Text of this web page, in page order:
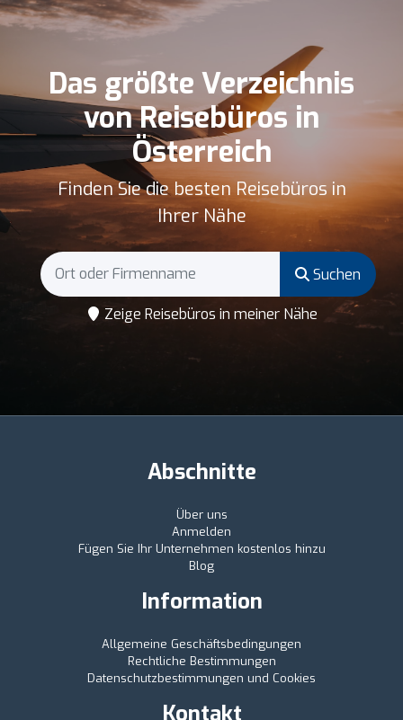
Das größte Verzeichnis
von Reisebüros in
Österreich
Finden Sie die besten Reisebüros in
Ihrer Nähe
Suchen
Zeige Reisebüros in meiner Nähe
Abschnitte
Über uns
Anmelden
Fügen Sie Ihr Unternehmen kostenlos hinzu
Blog
Information
Allgemeine Geschäftsbedingungen
Rechtliche Bestimmungen
Datenschutzbestimmungen und Cookies
Kontakt